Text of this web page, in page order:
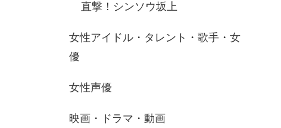
直撃！シンソウ坂上
女性アイドル・タレント・歌手・女
優
女性声優
映画・ドラマ・動画